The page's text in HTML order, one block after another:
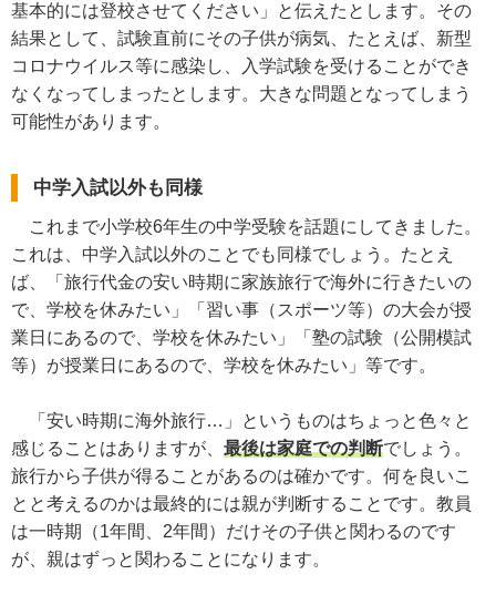
基本的には登校させてください」と伝えたとします。その
結果として、試験直前にその子供が病気、たとえば、新型
コロナウイルス等に感染し、入学試験を受けることができ
なくなってしまったとします。大きな問題となってしまう
可能性があります。
中学入試以外も同様
これまで小学校6年生の中学受験を話題にしてきました。
これは、中学入試以外のことでも同様でしょう。たとえ
ば、「旅行代金の安い時期に家族旅行で海外に行きたいの
で、学校を休みたい」「習い事（スポーツ等）の大会が授
業日にあるので、学校を休みたい」「塾の試験（公開模試
等）が授業日にあるので、学校を休みたい」等です。
「安い時期に海外旅行…」というものはちょっと色々と
感じることはありますが、 最後は家庭での判断でしょう。
旅行から子供が得ることがあるのは確かです。何を良いこ
とと考えるのかは最終的には親が判断することです。教員
は一時期（1年間、2年間）だけその子供と関わるのです
が、親はずっと関わることになります。